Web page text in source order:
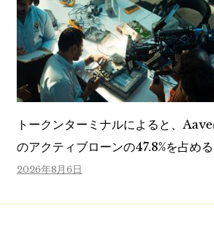
トークンターミナルによると、
のアクティブローンの47.8%を占める
2026年8月6日